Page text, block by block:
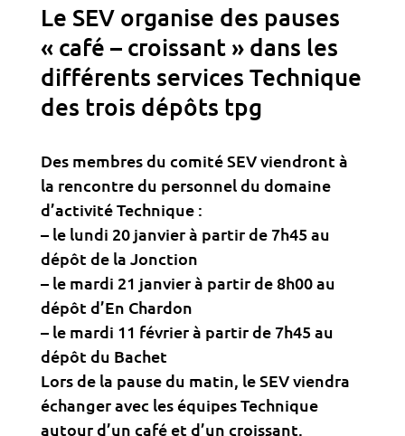
Le SEV organise des pauses
« café – croissant » dans les
différents services Technique
des trois dépôts tpg
Des membres du comité SEV viendront à
la rencontre du personnel du domaine
d’activité Technique :
– le lundi 20 janvier à partir de 7h45 au
dépôt de la Jonction
– le mardi 21 janvier à partir de 8h00 au
dépôt d’En Chardon
– le mardi 11 février à partir de 7h45 au
dépôt du Bachet
Lors de la pause du matin, le SEV viendra
échanger avec les équipes Technique
autour d’un café et d’un croissant.